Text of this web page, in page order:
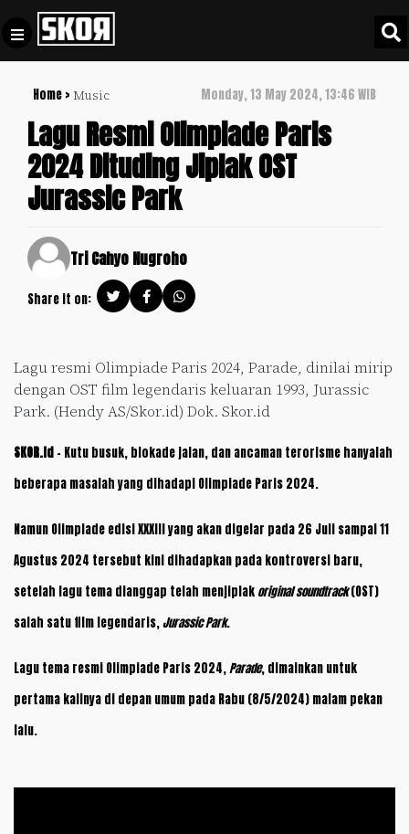
Home > Music Monday, 13 May 2024, 13:46 WIB
Lagu Resmi Olimpiade Paris
2024 Dituding Jiplak OST
Jurassic Park
Tri Cahyo Nugroho
Share it on:
Lagu resmi Olimpiade Paris 2024, Parade, dinilai mirip
dengan OST film legendaris keluaran 1993, Jurassic
Park. (Hendy AS/Skor.id) Dok. Skor.id
SKOR.id – Kutu busuk, blokade jalan, dan ancaman terorisme hanyalah
beberapa masalah yang dihadapi Olimpiade Paris 2024.
Namun Olimpiade edisi XXXIII yang akan digelar pada 26 Juli sampai 11
Agustus 2024 tersebut kini dihadapkan pada kontroversi baru,
setelah lagu tema dianggap telah menjiplak originalsoundtrack(OST)
salah satu film legendaris,Jurassic Park.
Lagu tema resmi Olimpiade Paris 2024,Parade, dimainkan untuk
pertama kalinya di depan umum pada Rabu (8/5/2024) malam pekan
lalu.
Football +
Culture +
Update
Indonesia
SPECIAL
Video
Policy
Pedoman
Pemberitaan
Media
Disclaimer
Tentang